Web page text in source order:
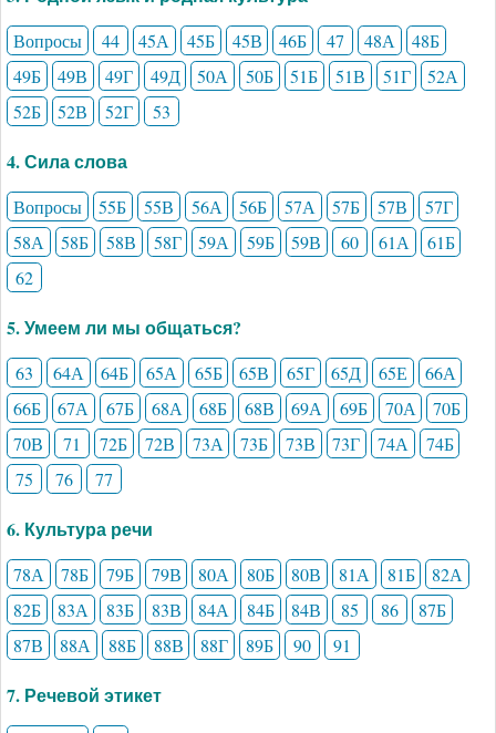
Вопросы 44 45А 45Б 45В 46Б 47 48А
48Б
49Б
49В 49Г 49Д 50А 50Б 51Б 51В 51Г
52А
52Б
52В 52Г 53
4. Сила слова
Вопросы 55Б 55В 56А 56Б 57А 57Б 57В
57Г
58А
58Б 58В 58Г 59А 59Б 59В 60 61А
61Б
62
5. Умеем ли мы общаться?
63 64А 64Б 65А 65Б 65В 65Г 65Д 65Е
66А
66Б
67А 67Б 68А 68Б 68В 69А 69Б 70А
70Б
70В
71 72Б 72В 73А 73Б 73В 73Г 74А
74Б
75
76 77
6. Культура речи
78А 78Б 79Б 79В 80А 80Б 80В 81А 81Б
82А
82Б
83А 83Б 83В 84А 84Б 84В 85 86
87Б
87В
88А 88Б 88В 88Г 89Б 90 91
7. Речевой этикет